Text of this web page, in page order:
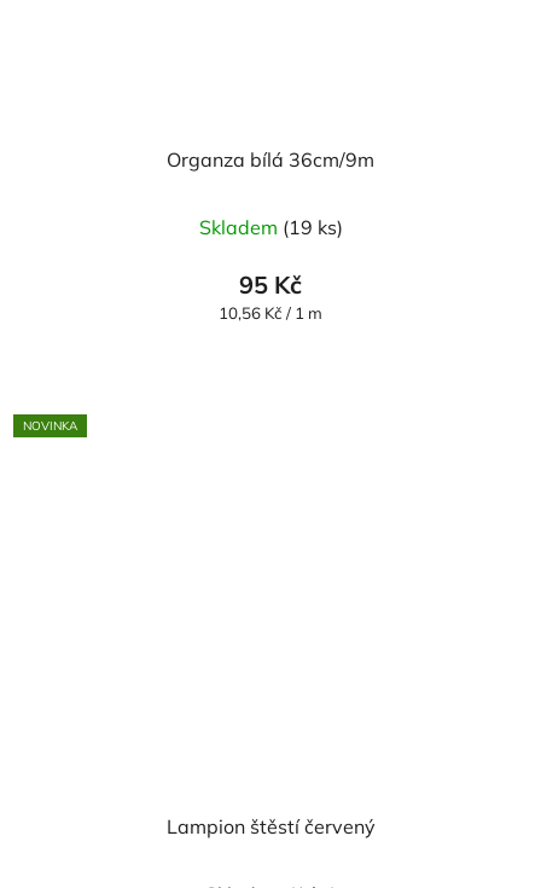
Organza bílá 36cm/9m
hodnocení
produktu
je
Skladem (19 ks)
95 Kč
Měrná
10,56 Kč / 1 m
NOVINKA
Lampion štěstí červený